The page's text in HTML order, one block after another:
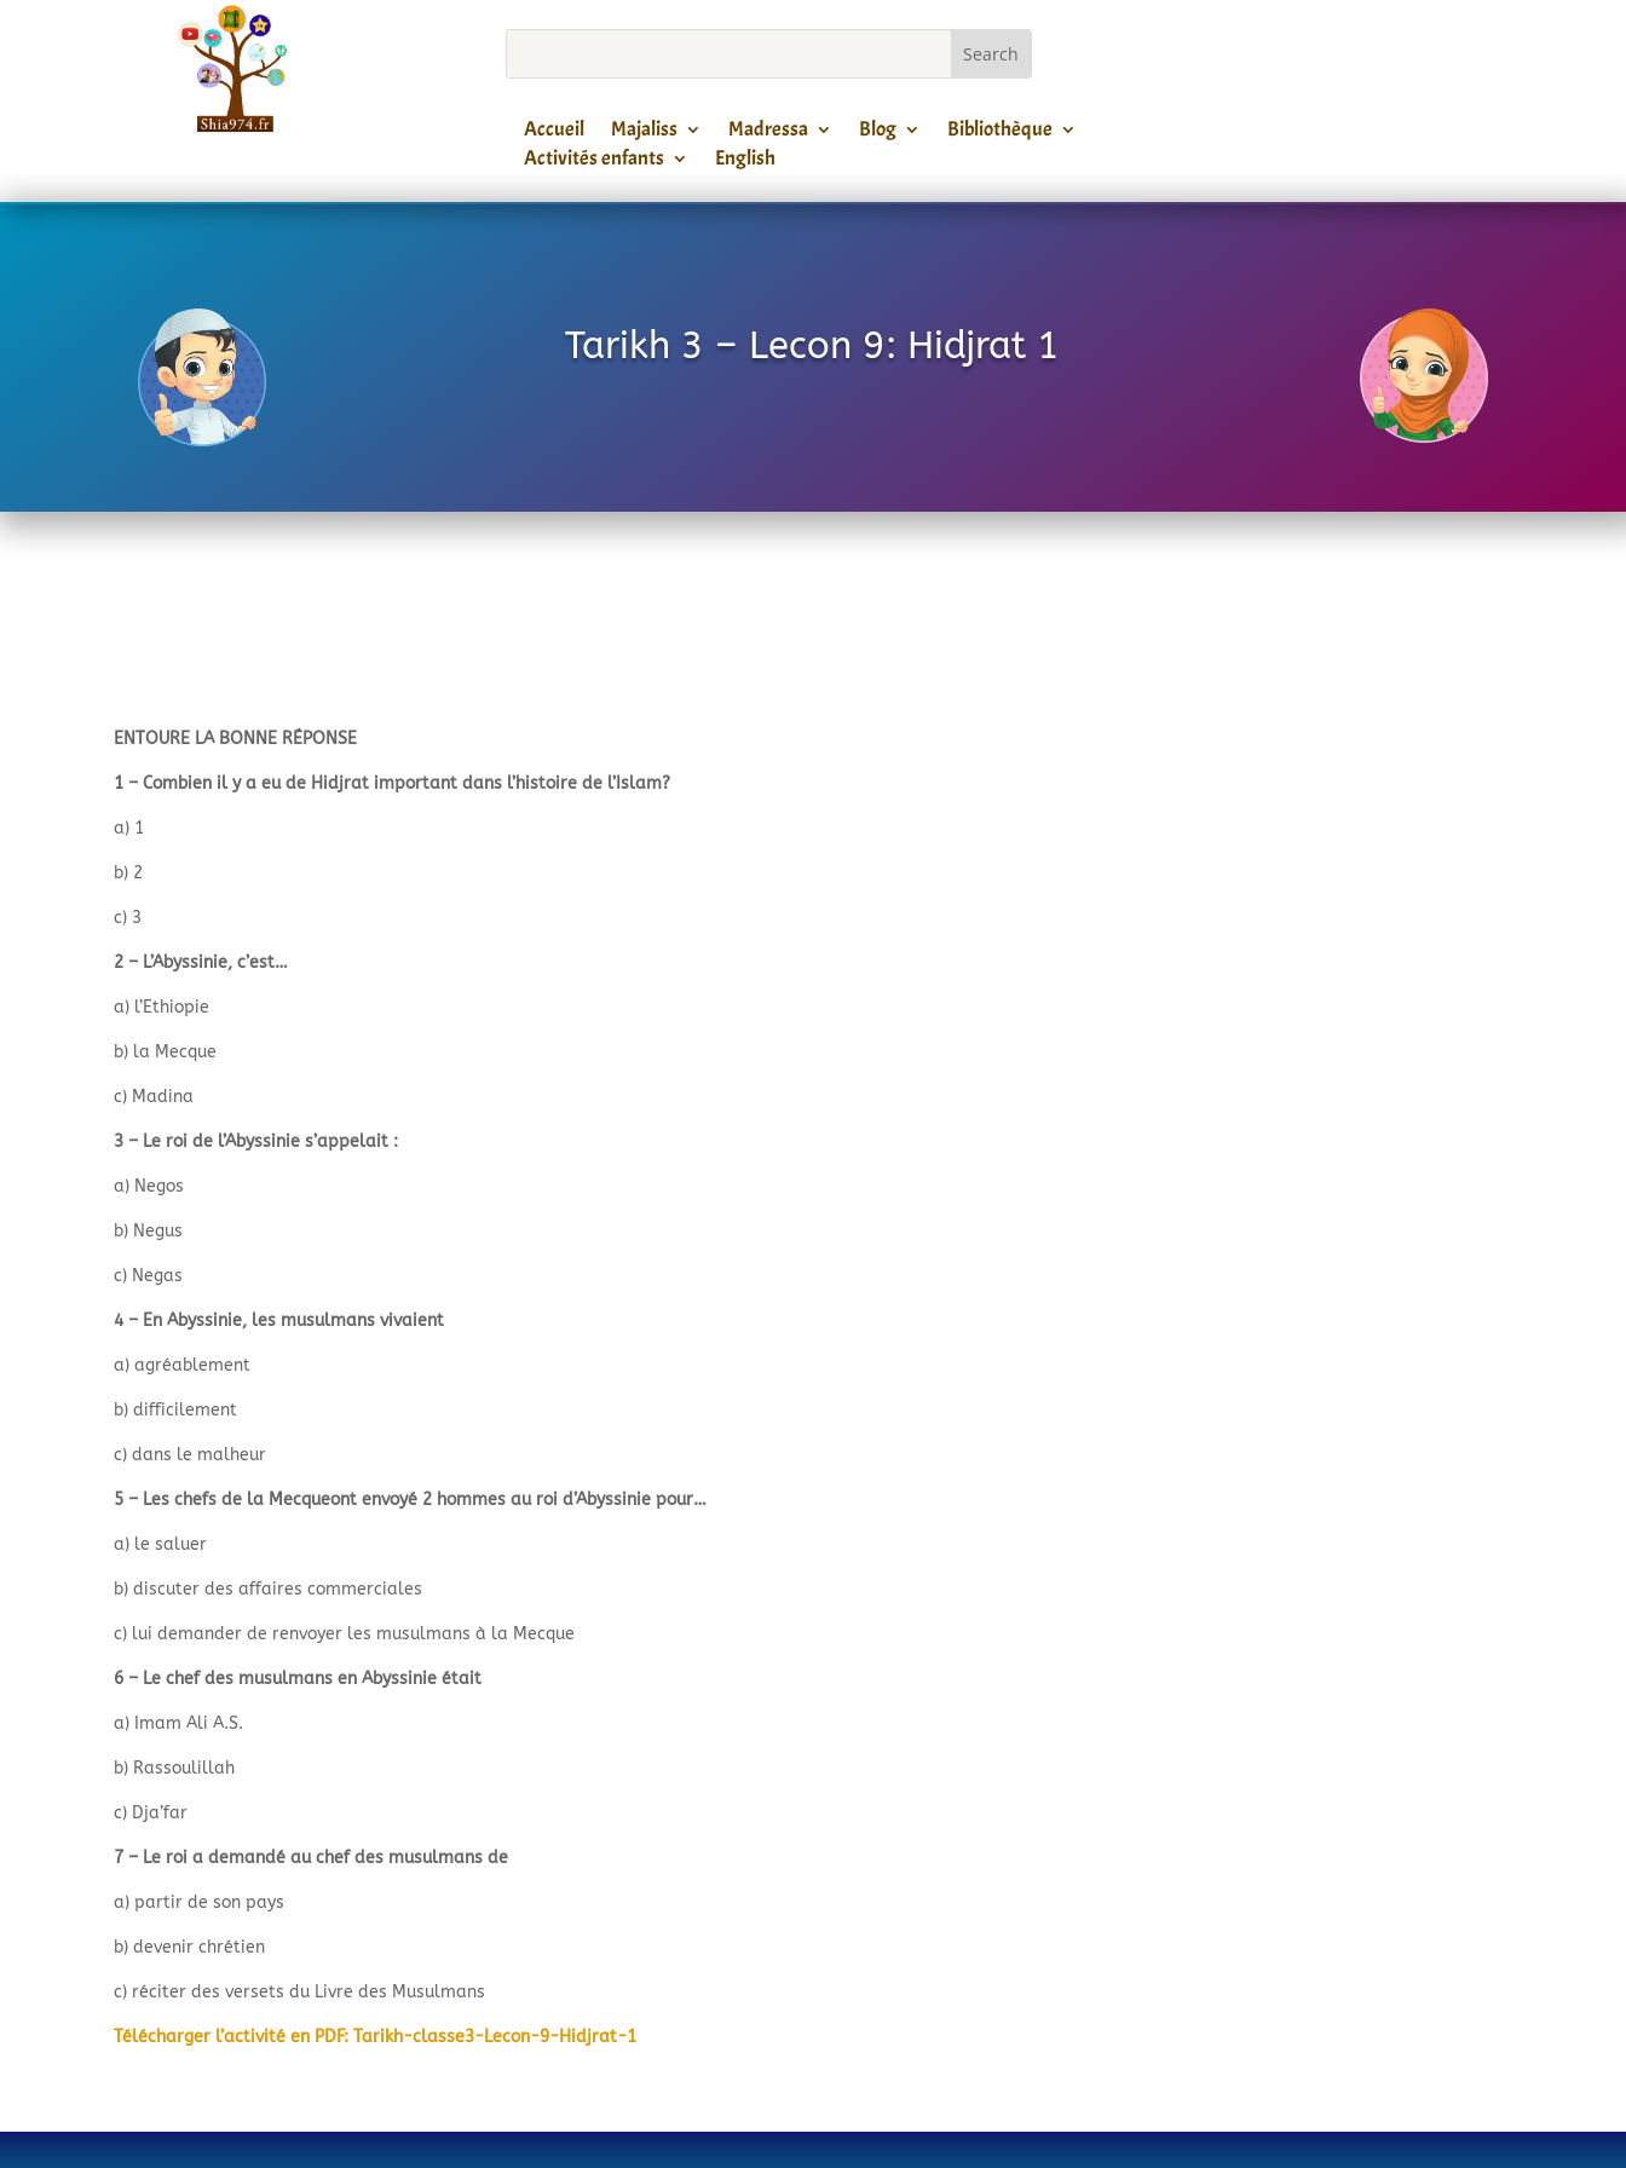
Accueil Majaliss Madressa Blog
Bibliothèque
Activités enfants
English
Tarikh 3 – Lecon 9: Hidjrat 1
ENTOURE LA BONNE RÉPONSE
1 – Combien il y a eu de Hidjrat important dans l’histoire de l’Islam?
a) 1
b) 2
c) 3
2 – L’Abyssinie, c’est…
a) l’Ethiopie
b) la Mecque
c) Madina
3 – Le roi de l’Abyssinie s’appelait :
a) Negos
b) Negus
c) Negas
4 – En Abyssinie, les musulmans vivaient
a) agréablement
b) difficilement
c) dans le malheur
5 – Les chefs de la Mecqueont envoyé 2 hommes au roi d’Abyssinie pour…
a) le saluer
b) discuter des affaires commerciales
c) lui demander de renvoyer les musulmans à la Mecque
6 – Le chef des musulmans en Abyssinie était
a) Imam Ali A.S.
b) Rassoulillah
c) Dja’far
7 – Le roi a demandé au chef des musulmans de
a) partir de son pays
b) devenir chrétien
c) réciter des versets du Livre des Musulmans
Télécharger l’activité en PDF: Tarikh-classe3-Lecon-9-Hidjrat-1